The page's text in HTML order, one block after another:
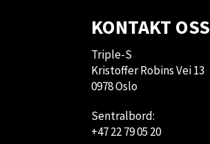
KONTAKT OSS
Triple-S
Kristoffer Robins Vei 13
0978 Oslo
Sentralbord:
+47 22 79 05 20